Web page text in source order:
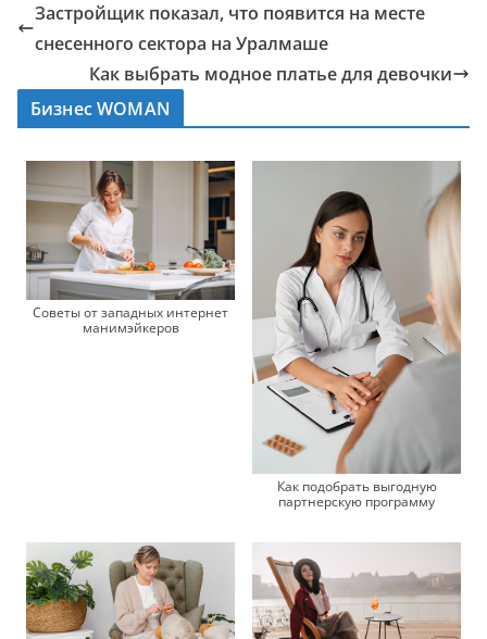
Застройщик показал, что появится на месте
снесенного сектора на Уралмаше
Как выбрать модное платье для девочки
Бизнес WOMAN
Советы от западных интернет
манимэйкеров
Как подобрать выгодную
партнерскую программу